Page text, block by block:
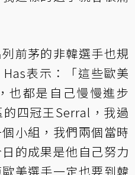
前茅的非韓選手也規
表示：「這些歐美
也都是自己慢慢進步
四冠王Serral，我過
小組，我們兩個當時
的成果是他自己努力
美選手一定也要到韓